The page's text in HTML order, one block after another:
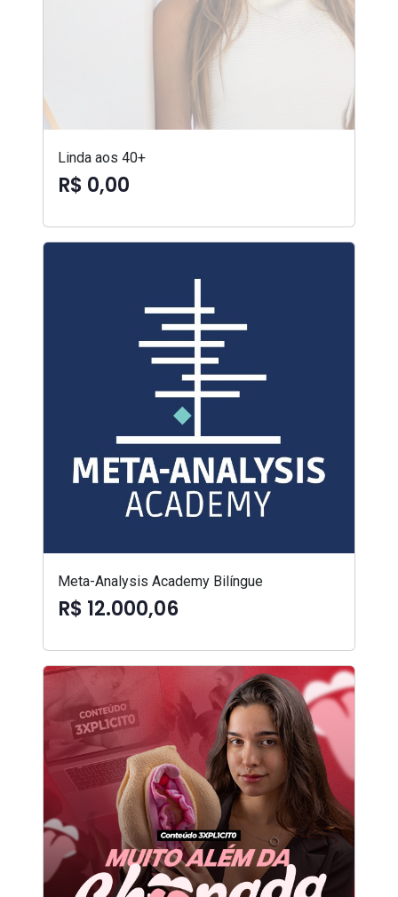
Linda aos 40+
R$ 0,00
Meta-Analysis Academy Bilíngue
R$ 12.000,06